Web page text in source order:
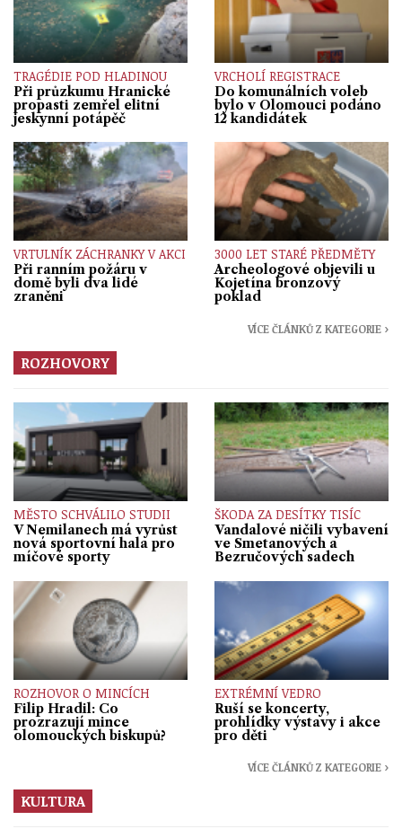
TRAGÉDIE POD HLADINOU
Při průzkumu Hranické
propasti zemřel elitní
jeskynní potápěč
VRCHOLÍ REGISTRACE
Do komunálních voleb
bylo v Olomouci podáno
12 kandidátek
VRTULNÍK ZÁCHRANKY V AKCI
Při ranním požáru v
domě byli dva lidé
zraněni
3000 LET STARÉ PŘEDMĚTY
Archeologové objevili u
Kojetína bronzový
poklad
VÍCE ČLÁNKŮ Z KATEGORIE ›
ROZHOVORY
MĚSTO SCHVÁLILO STUDII
V Nemilanech má vyrůst
nová sportovní hala pro
míčové sporty
ŠKODA ZA DESÍTKY TISÍC
Vandalové ničili vybavení
ve Smetanových a
Bezručových sadech
ROZHOVOR O MINCÍCH
Filip Hradil: Co
prozrazují mince
olomouckých biskupů?
EXTRÉMNÍ VEDRO
Ruší se koncerty,
prohlídky výstavy i akce
pro děti
VÍCE ČLÁNKŮ Z KATEGORIE ›
KULTURA